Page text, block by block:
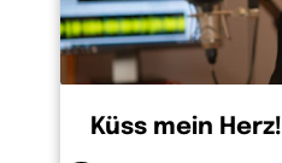
Küss mein Herz!